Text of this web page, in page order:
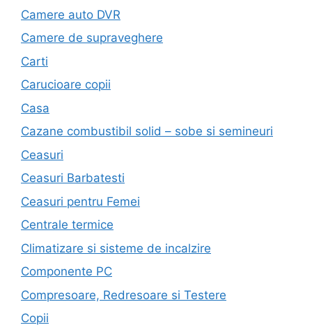
Camere auto DVR
Camere de supraveghere
Carti
Carucioare copii
Casa
Cazane combustibil solid – sobe si semineuri
Ceasuri
Ceasuri Barbatesti
Ceasuri pentru Femei
Centrale termice
Climatizare si sisteme de incalzire
Componente PC
Compresoare, Redresoare si Testere
Copii